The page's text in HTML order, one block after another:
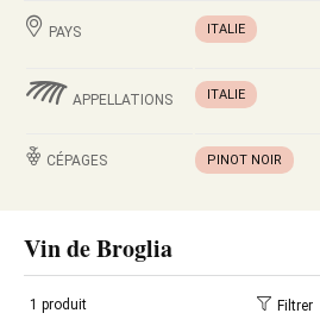
PAYS ITALIE
APPELLATIONS ITALIE
CÉPAGES PINOT NOIR
Vin de Broglia
1 produit Filtrer